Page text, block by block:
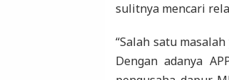
sulitnya mencari
“Salah satu
Dengan adanya